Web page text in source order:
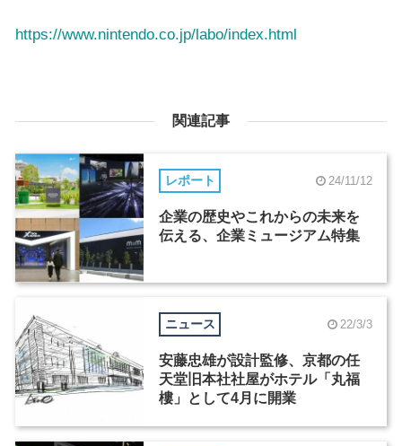
https://www.nintendo.co.jp/labo/index.html
関連記事
レポート 24/11/12
企業の歴史やこれからの未来を
伝える、企業ミュージアム特集
ニュース 22/3/3
安藤忠雄が設計監修、京都の任
天堂旧本社社屋がホテル「丸福
樓」として4月に開業